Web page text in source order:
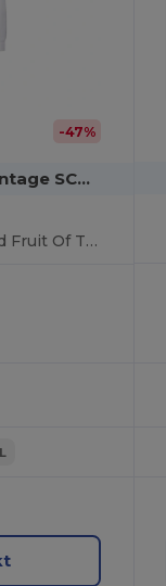
-47%
Fruit of the Loom Vintage SCV270
Unisex hættetrøje med Fruit Of The Loom logo